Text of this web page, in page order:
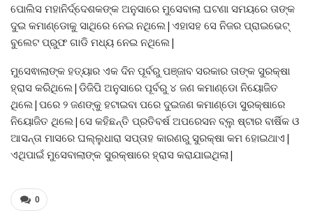
ପୋଲିସ ମହାନିର୍ଦ୍ଦେଶକଙ୍କ ଅନୁସାରେ ମୁସେବାଲା ଘଟଣା ସମୟରେ ତାଙ୍କ
ଦୁଇ କମାଣ୍ଡୋକୁ ସାଥିରେ ନେଇ ନଥିଲେ|ଏହାସହ ସେ ନିଜର ପ୍ରାଇଭେଟ୍
ବୁଲେଟ ପ୍ରୁଫ ଗାଡି ମଧ୍ୟ ନେଇ ନଥିଲେ|
ମୁସେଵାଲାଙ୍କ ହତ୍ୟାର ଏକ ଦିନ ପୂର୍ବରୁ ପଞ୍ଜାବ ସରକାର ତାଙ୍କ ସୁରକ୍ଷା
ହ୍ରାସ କରିଥିଲେ|ଡିଜିପି ଅନୁସାରେ ପୂର୍ବରୁ ୪ ଜଣ କମାଣ୍ଡୋ ନିୟୋଜିତ
ଥିଲେ|ପରେ ୨ ଜଣଙ୍କୁ ହଟାଇବା ପରେ ଦୁଇଜଣ କମାଣ୍ଡୋ ସୁରକ୍ଷାରେ
ନିୟୋଜିତ ଥିଲେ|ସେ କହିଛନ୍ତି ପ୍ରତିବର୍ଷ ଅପରେସନ ବ୍ଲୁ ଷ୍ଟାର ବାର୍ଷିକ ଓ
ଆସନ୍ତା ମାସରେ ଘଲ୍ଲୁଧାରା ସପ୍ତାହ କାରଣରୁ ସୁରକ୍ଷା କମ ହୋଇଥାଏ|
ଏଥିପାଇଁ ମୁସେବାଲାଙ୍କ ସୁରକ୍ଷାରେ ହ୍ରାସ କରାଯାଇଥିଲା|
0